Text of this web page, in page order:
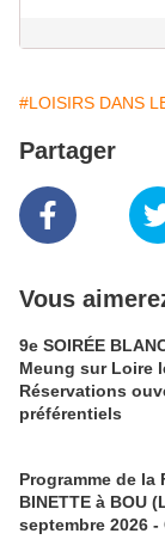
#LOISIRS DANS
Partager
Vous
9e SOIRÉE
Meung sur Loire
Réservations
préférentiels
Programme de la FÊTE DE LA
BINETTE à BOU (Loiret) – 5 et 6
septembre 2026 -